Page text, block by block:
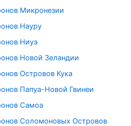
Микронезии
Науру
Ниуэ
Новой Зеландии
Островов Кука
Папуа-Новой Гвинеи
Самоа
Соломоновых Островов